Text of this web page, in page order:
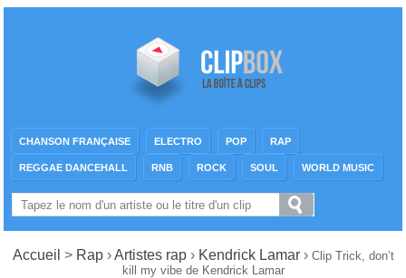
CHANSON FRANÇAISE ELECTRO POP RAP
REGGAE DANCEHALL RNB ROCK SOUL WORLD MUSIC
Accueil > Rap ›Artistes rap› Kendrick Lamar › Clip Trick, don’t
kill my vibe de Kendrick Lamar